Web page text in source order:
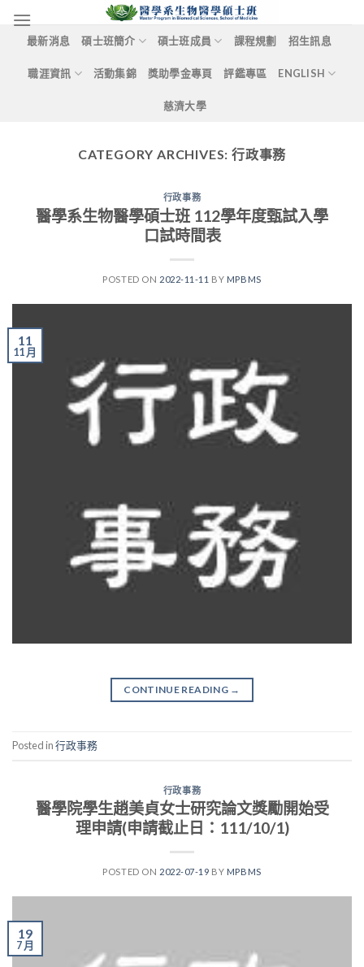
content
最新消息 碩士班簡介 碩士班成員 課程規劃 招生訊息
職涯資訊 活動集錦 獎助學金專頁 評鑑專區 ENGLISH
慈濟大學
CATEGORY ARCHIVES: 行政事務
行政事務
醫學系生物醫學碩士班 112學年度甄試入學
口試時間表
POSTED ON 2022-11-11 BY MPBMS
11
11 月
CONTINUE READING →
Posted in行政事務
行政事務
醫學院學生趙美貞女士研究論文獎勵開始受
理申請(申請截止日：111/10/1)
POSTED ON 2022-07-19 BY MPBMS
19
7 月